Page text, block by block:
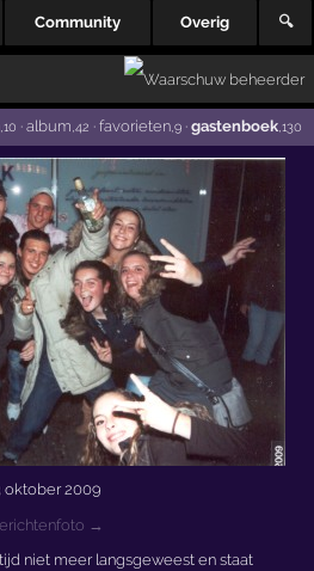
Community Overig 🔍
,10 · album ,42 · favorieten,9· gastenboek,130
oktober 2009
→
niet meer langsgeweest en staat